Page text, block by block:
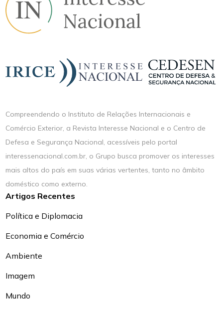
Compreendendo o Instituto de Relações Internacionais e
Comércio Exterior, a Revista Interesse Nacional e o Centro de
Defesa e Segurança Nacional, acessíveis pelo portal
interessenacional.com.br, o Grupo busca promover os interesses
mais altos do país em suas várias vertentes, tanto no âmbito
doméstico como externo.
Artigos Recentes
Política e Diplomacia
Economia e Comércio
Ambiente
Imagem
Mundo